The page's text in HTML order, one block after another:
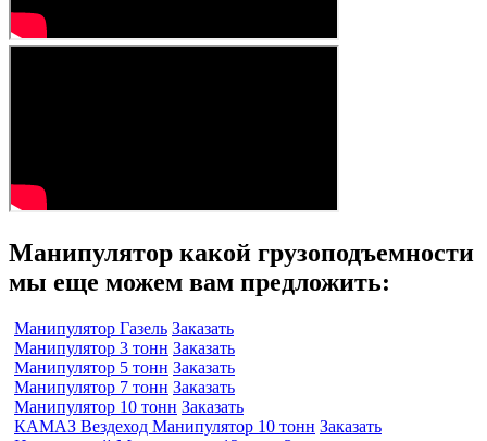
Манипулятор какой грузоподъемности
мы еще можем вам предложить:
Манипулятор Газель Заказать
Манипулятор 3 тонн Заказать
Манипулятор 5 тонн Заказать
Манипулятор 7 тонн Заказать
Манипулятор 10 тонн Заказать
КАМАЗ Вездеход Манипулятор 10 тонн Заказать